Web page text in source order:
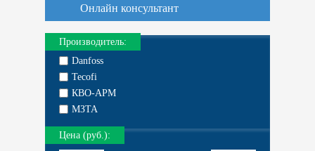
Онлайн консультант
Производитель:
Danfoss
Tecofi
КВО-АРМ
МЗТА
Цена (руб.):